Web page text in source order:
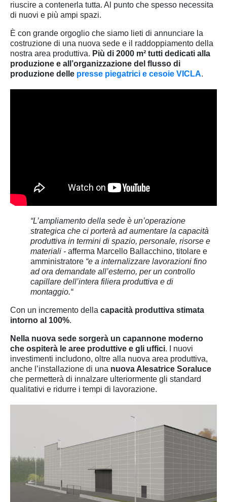
riuscire a contenerla tutta. Al punto che spesso necessita
di nuovi e più ampi spazi.
È con grande orgoglio che siamo lieti di annunciare la
costruzione di una nuova sede e il raddoppiamento della
nostra area produttiva. Più di 2000 m² tutti dedicati alla
produzione e all’organizzazione del flusso di
produzione delle presse piegatrici e cesoie VICLA.
“L’ampliamento della sede è un’operazione
strategica che ci porterà ad aumentare la capacità
produttiva in termini di spazio, personale, risorse e
materiali - afferma Marcello Ballacchino, titolare e
amministratore “e a internalizzare lavorazioni fino
ad ora demandate all’esterno, per un controllo
capillare dell’intera filiera produttiva e di
montaggio.“
Con un incremento della capacità produttiva stimata
intorno al 100%.
Nella nuova sede sorgerà un capannone moderno
che ospiterà le aree produttive e gli uffici. I nuovi
investimenti includono, oltre alla nuova area produttiva,
anche l’installazione di una nuova Alesatrice Soraluce
che permetterà di innalzare ulteriormente gli standard
qualitativi e ridurre i tempi di lavorazione.